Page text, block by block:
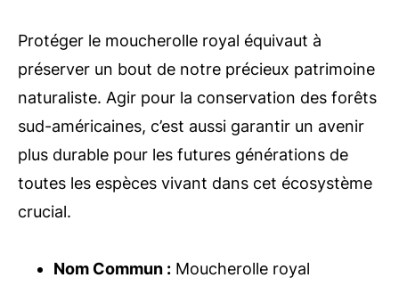
Protéger le moucherolle royal équivaut à
préserver un bout de notre précieux patrimoine
naturaliste. Agir pour la conservation des forêts
sud-américaines, c’est aussi garantir un avenir
plus durable pour les futures générations de
toutes les espèces vivant dans cet écosystème
crucial.
Nom Commun : Moucherolle royal